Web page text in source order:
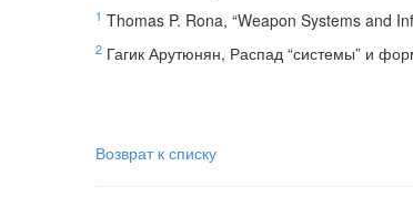
1 Thomas P. Rona, “Weapon Systems and
2 Гагик Арутюнян, Распад “системы” и
Возврат к списку